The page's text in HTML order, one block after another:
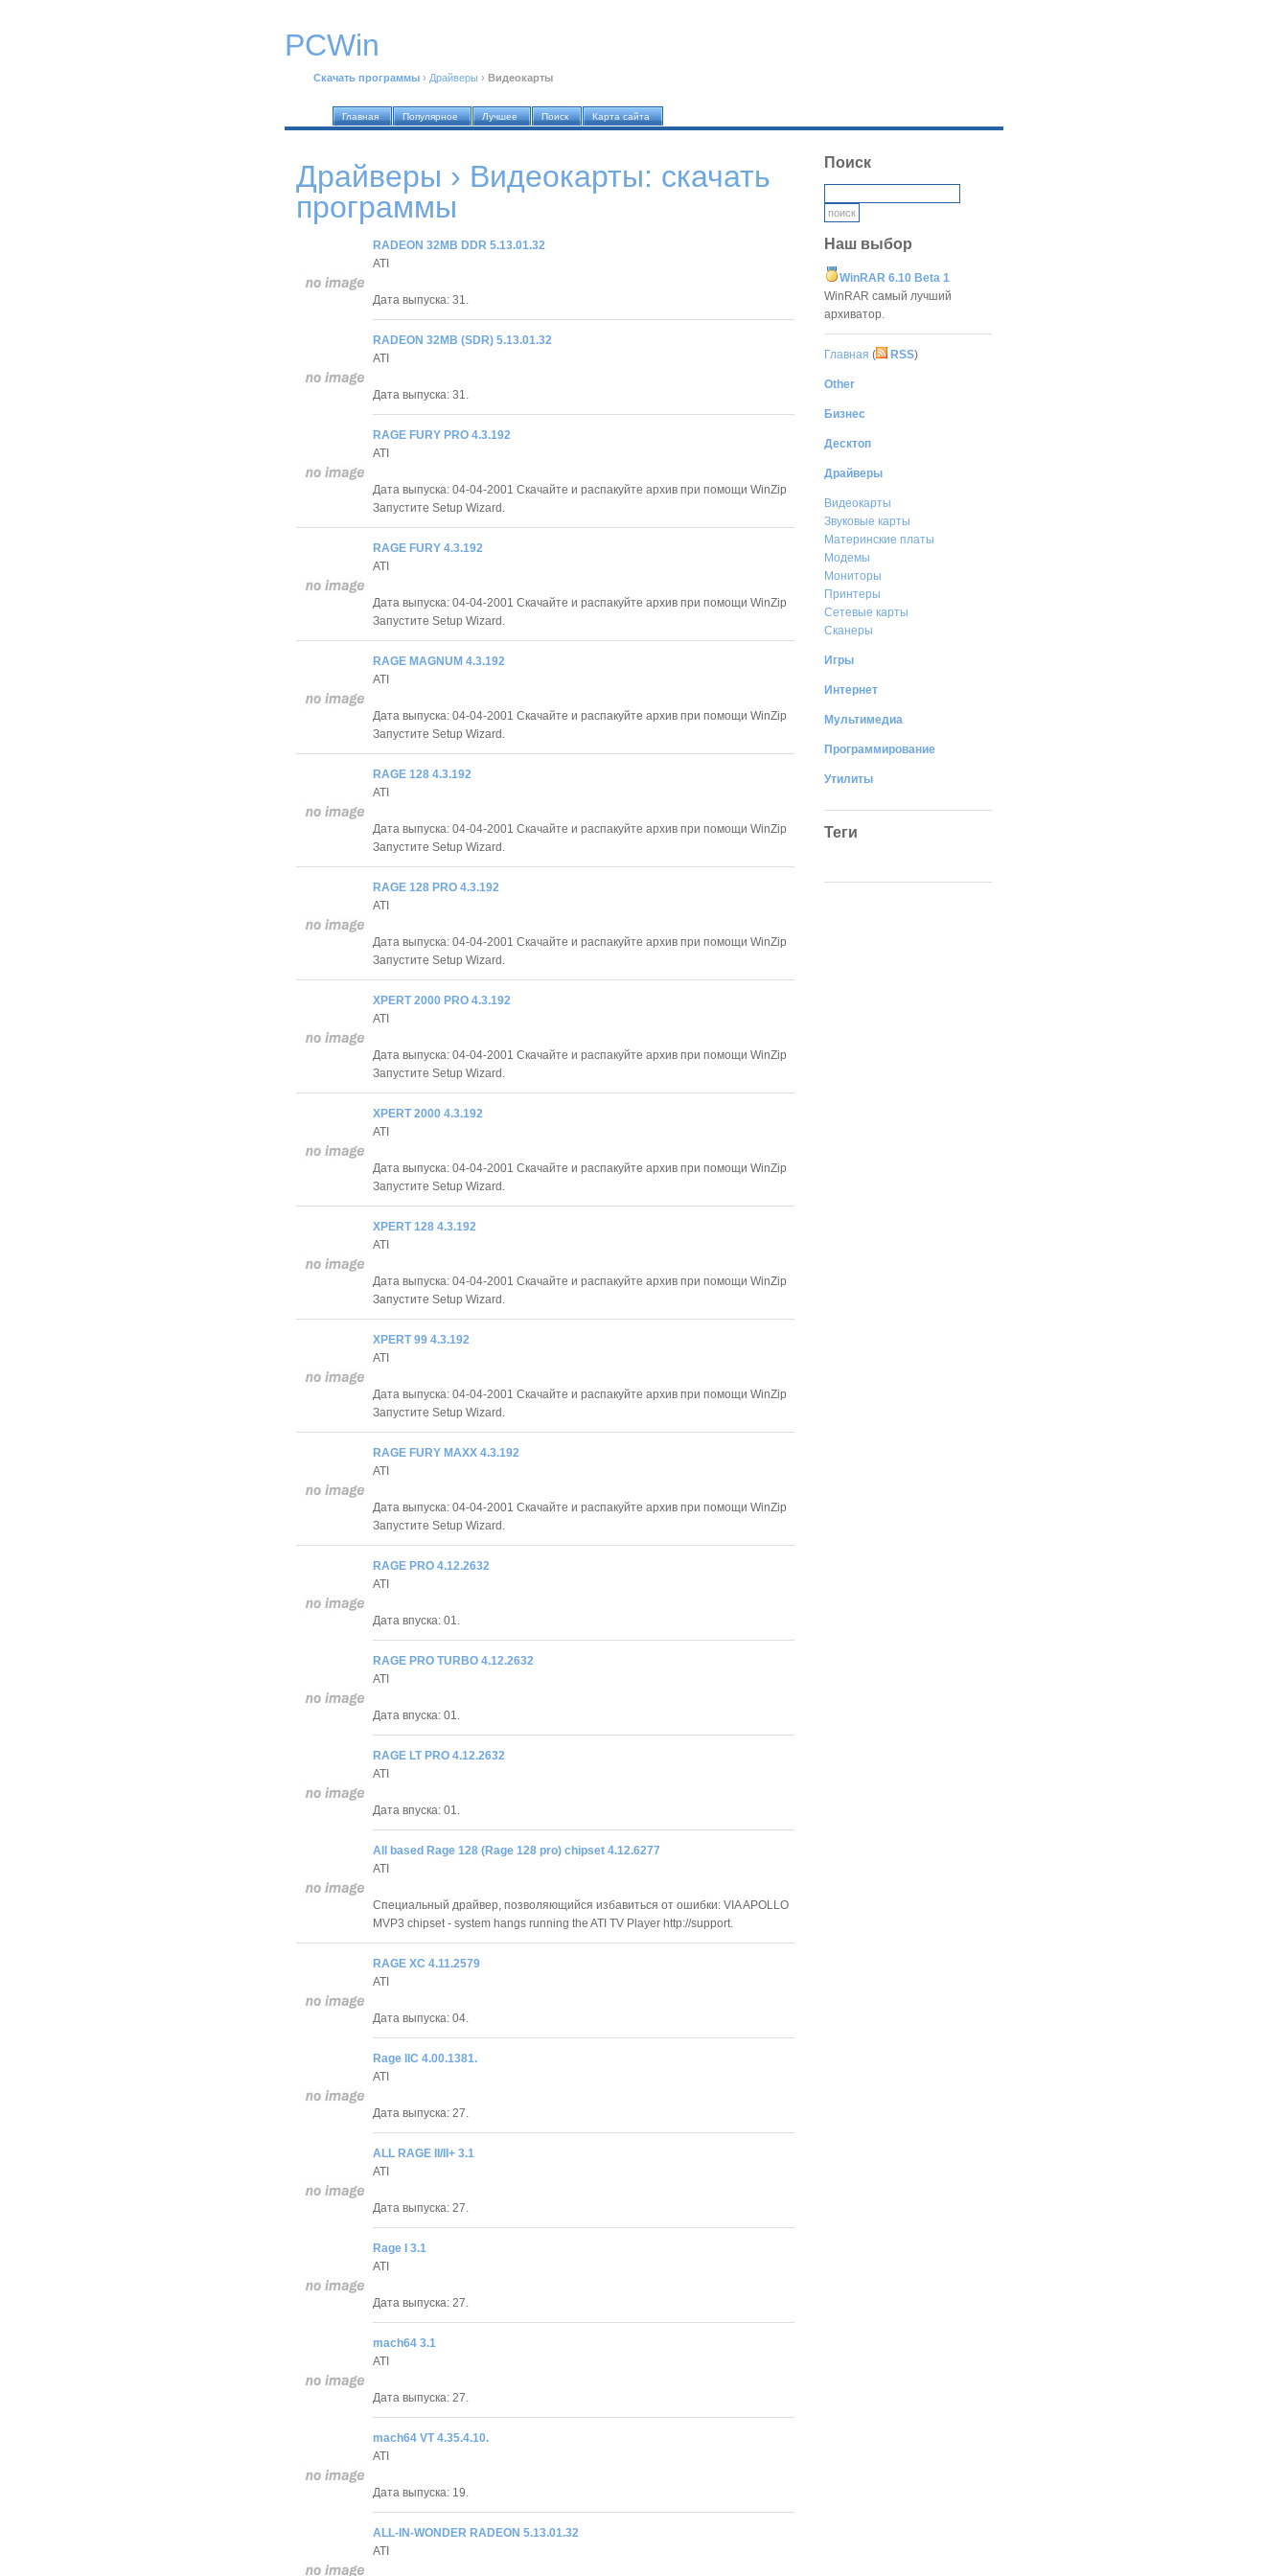
PCWin
Скачать программы › Драйверы › Видеокарты
Главная Популярное Лучшее Поиск Карта сайта
Драйверы › Видеокарты: скачать
программы
RADEON 32MB DDR 5.13.01.32
ATI
Дата выпуска: 31.
RADEON 32MB (SDR) 5.13.01.32
ATI
Дата выпуска: 31.
RAGE FURY PRO 4.3.192
ATI
Дата выпуска: 04-04-2001 Скачайте и распакуйте архив при помощи WinZip
Запустите Setup Wizard.
RAGE FURY 4.3.192
ATI
Дата выпуска: 04-04-2001 Скачайте и распакуйте архив при помощи WinZip
Запустите Setup Wizard.
RAGE MAGNUM 4.3.192
ATI
Дата выпуска: 04-04-2001 Скачайте и распакуйте архив при помощи WinZip
Запустите Setup Wizard.
RAGE 128 4.3.192
ATI
Дата выпуска: 04-04-2001 Скачайте и распакуйте архив при помощи WinZip
Запустите Setup Wizard.
RAGE 128 PRO 4.3.192
ATI
Дата выпуска: 04-04-2001 Скачайте и распакуйте архив при помощи WinZip
Запустите Setup Wizard.
XPERT 2000 PRO 4.3.192
ATI
Дата выпуска: 04-04-2001 Скачайте и распакуйте архив при помощи WinZip
Запустите Setup Wizard.
XPERT 2000 4.3.192
ATI
Дата выпуска: 04-04-2001 Скачайте и распакуйте архив при помощи WinZip
Запустите Setup Wizard.
XPERT 128 4.3.192
ATI
Дата выпуска: 04-04-2001 Скачайте и распакуйте архив при помощи WinZip
Запустите Setup Wizard.
XPERT 99 4.3.192
ATI
Дата выпуска: 04-04-2001 Скачайте и распакуйте архив при помощи WinZip
Запустите Setup Wizard.
RAGE FURY MAXX 4.3.192
ATI
Дата выпуска: 04-04-2001 Скачайте и распакуйте архив при помощи WinZip
Запустите Setup Wizard.
RAGE PRO 4.12.2632
ATI
Дата впуска: 01.
RAGE PRO TURBO 4.12.2632
ATI
Дата впуска: 01.
RAGE LT PRO 4.12.2632
ATI
Дата впуска: 01.
All based Rage 128 (Rage 128 pro) chipset 4.12.6277
ATI
Специальный драйвер, позволяющийся избавиться от ошибки: VIA APOLLO
MVP3 chipset - system hangs running the ATI TV Player http://support.
RAGE XC 4.11.2579
ATI
Дата выпуска: 04.
Rage IIC 4.00.1381.
ATI
Дата выпуска: 27.
ALL RAGE II/II+ 3.1
ATI
Дата выпуска: 27.
Rage I 3.1
ATI
Дата выпуска: 27.
mach64 3.1
ATI
Дата выпуска: 27.
mach64 VT 4.35.4.10.
ATI
Дата выпуска: 19.
ALL-IN-WONDER RADEON 5.13.01.32
ATI
Поиск
Наш выбор
WinRAR 6.10 Beta 1
WinRAR самый лучший
архиватор.
Главная ( RSS)
Other
Бизнес
Десктоп
Драйверы
Видеокарты
Звуковые карты
Материнские платы
Модемы
Мониторы
Принтеры
Сетевые карты
Сканеры
Игры
Интернет
Мультимедиа
Программирование
Утилиты
Теги